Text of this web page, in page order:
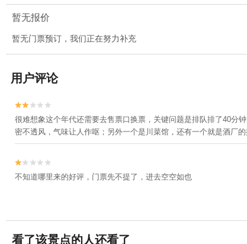
暂无报价
暂无门票预订，我们正在努力补充
用户评论


很难想象这个年代还需要去售票口换票，关键问题是排队排了40分
密不透风，气味让人作呕；另外一个是川菜馆，还有一个就是酒厂


不知道哪里来的好评，门票先不提了，进去空空如也
看了该景点的人还看了